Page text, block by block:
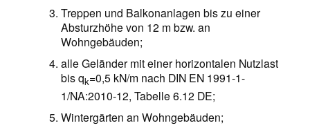
Treppen und Balkonanlagen bis zu einer
Absturzhöhe von 12 m bzw. an
Wohngebäuden;
alle Geländer mit einer horizontalen Nutzlast
bis qk=0,5 kN/m nach DIN EN 1991-1-
1/NA:2010-12, Tabelle 6.12 DE;
Wintergärten an Wohngebäuden;